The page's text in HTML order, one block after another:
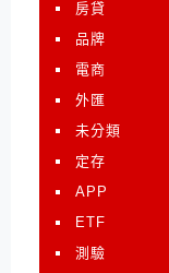
房貸
品牌
電商
外匯
未分類
定存
APP
ETF
測驗